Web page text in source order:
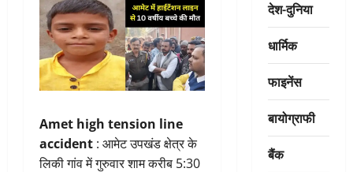
Amet high tension line
accident : आमेट उपखंड क्षेत्र के
लिकी गांव में गुरुवार शाम करीब 5:30
देश-दुनिया
धार्मिक
फाइनेंस
बायोग्राफी
बैंक